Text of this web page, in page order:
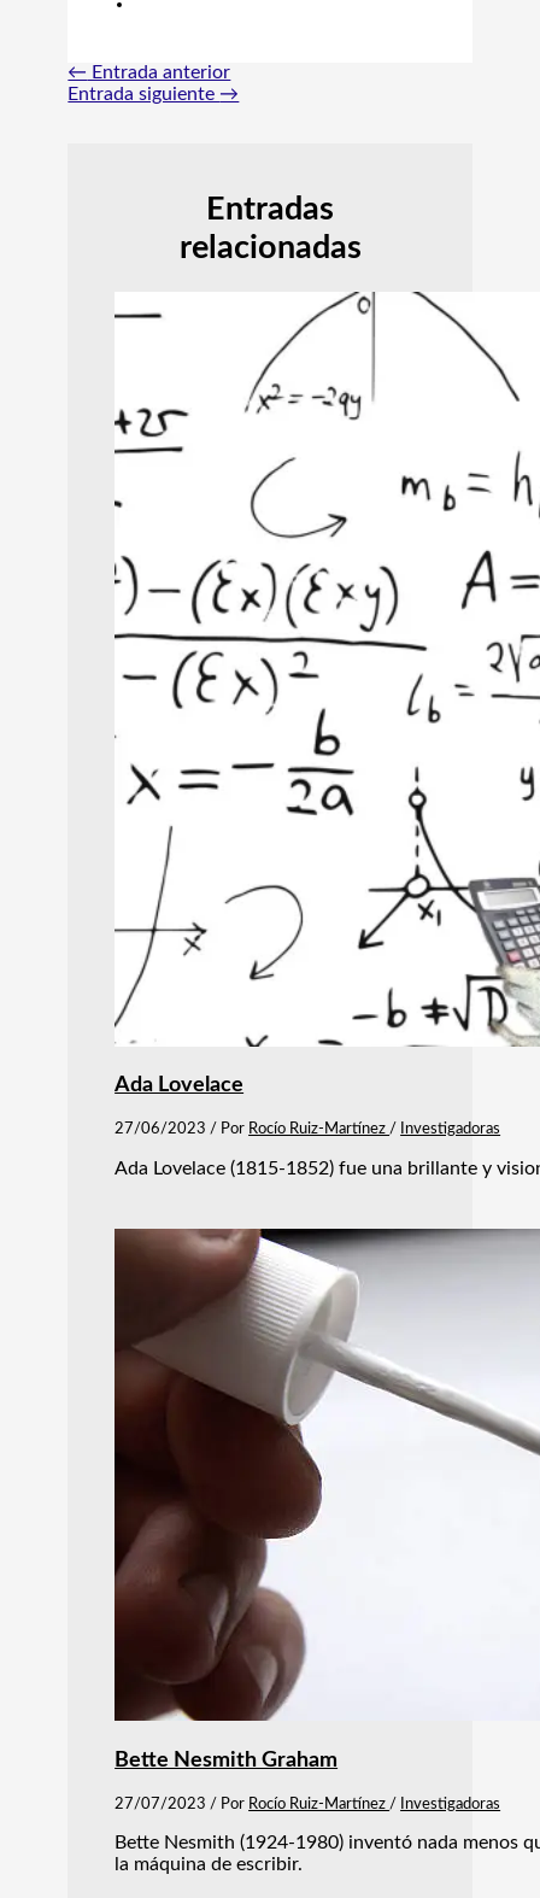
← Entrada anterior
Entrada siguiente →
Entradas
relacionadas
Ada Lovelace
27/06/2023 / Por Rocío Ruiz-Martínez / Investigadoras
Ada Lovelace (1815-1852) fue una brillante y
Bette Nesmith Graham
27/07/2023 / Por Rocío Ruiz-Martínez / Investigadoras
Bette Nesmith (1924-1980) inventó nada menos
la máquina de escribir.